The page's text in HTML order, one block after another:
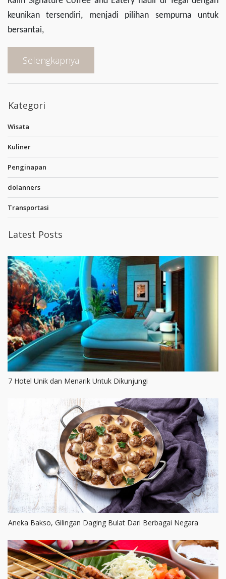
keunikan tersendiri, menjadi pilihan sempurna untuk
bersantai,
Selengkapnya
Kategori
Wisata
Kuliner
Penginapan
dolanners
Transportasi
Latest Posts
7 Hotel Unik dan Menarik Untuk Dikunjungi
Aneka Bakso, Gilingan Daging Bulat Dari Berbagai Negara